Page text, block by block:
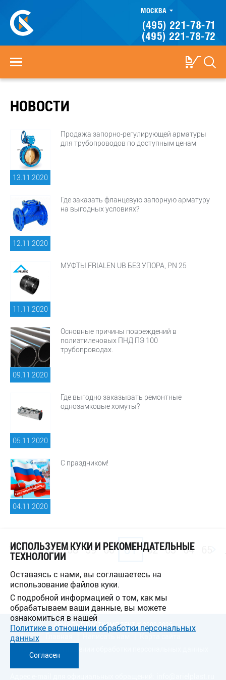
МОСКВА
(495) 221-78-71
(495) 221-78-72
НОВОСТИ
13.11.2020
Продажа запорно-регулирующей арматуры
для трубопроводов по доступным ценам
12.11.2020
Где заказать фланцевую запорную арматуру
на выгодных условиях?
11.11.2020
МУФТЫ FRIALEN UB БЕЗ УПОРА, PN 25
09.11.2020
Основные причины повреждений в
полиэтиленовых ПНД ПЭ 100
трубопроводах.
05.11.2020
Где выгодно заказывать ремонтные
однозамковые хомуты?
04.11.2020
С праздником!
1 ... 57 58 59 60 61 62 63 64
ИСПОЛЬЗУЕМ КУКИ И РЕКОМЕНДАТЕЛЬНЫЕ
ТЕХНОЛОГИИ
Оставаясь с нами, вы соглашаетесь на
использование файлов куки.
С подробной информацией о том, как мы
обрабатываем ваши данные, вы можете
ознакомиться в нашей
Политике в отношении обработки персональных
данных
Согласен
АРИЭЛЬ ПЛАСТКОМПЛЕКТ © 2009-2026